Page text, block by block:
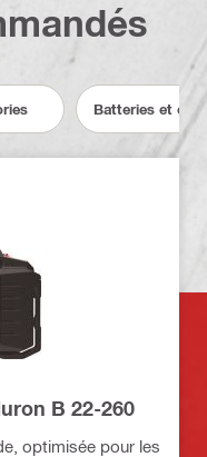
Batteries et
B 22-260
optimisée pour les